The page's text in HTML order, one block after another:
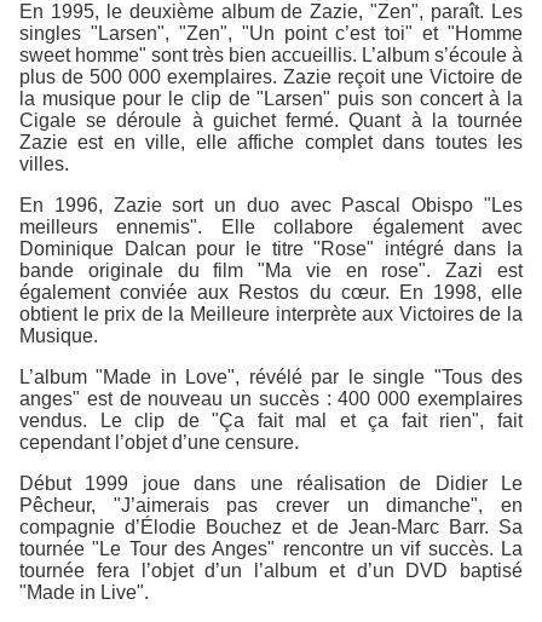
En 1995, le deuxième album de Zazie, "Zen", paraît. Les
singles "Larsen", "Zen", "Un point c’est toi" et "Homme
sweet homme" sont très bien accueillis. L’album s’écoule à
plus de 500 000 exemplaires. Zazie reçoit une Victoire de
la musique pour le clip de "Larsen" puis son concert à la
Cigale se déroule à guichet fermé. Quant à la tournée
Zazie est en ville, elle affiche complet dans toutes les
villes.
En 1996, Zazie sort un duo avec Pascal Obispo "Les
meilleurs ennemis". Elle collabore également avec
Dominique Dalcan pour le titre "Rose" intégré dans la
bande originale du film "Ma vie en rose". Zazi est
également conviée aux Restos du cœur. En 1998, elle
obtient le prix de la Meilleure interprète aux Victoires de la
Musique.
L’album "Made in Love", révélé par le single "Tous des
anges" est de nouveau un succès : 400 000 exemplaires
vendus. Le clip de "Ça fait mal et ça fait rien", fait
cependant l’objet d’une censure.
Début 1999 joue dans une réalisation de Didier Le
Pêcheur, "J’aimerais pas crever un dimanche", en
compagnie d’Élodie Bouchez et de Jean-Marc Barr. Sa
tournée "Le Tour des Anges" rencontre un vif succès. La
tournée fera l’objet d’un l’album et d’un DVD baptisé
"Made in Live".